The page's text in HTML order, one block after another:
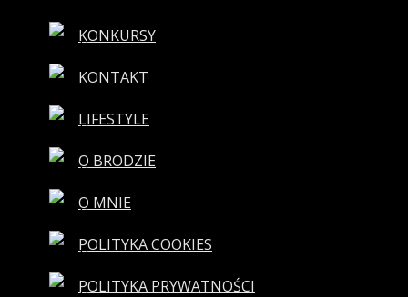
KONKURSY
KONTAKT
LIFESTYLE
O BRODZIE
O MNIE
POLITYKA COOKIES
POLITYKA PRYWATNOŚCI